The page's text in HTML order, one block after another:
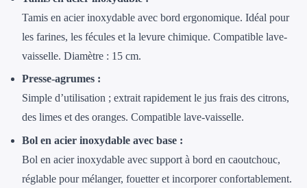
Tamis en acier inoxydable avec bord ergonomique. Idéal pour
les farines, les fécules et la levure chimique. Compatible lave-
vaisselle. Diamètre : 15 cm.
Presse-agrumes :
Simple d’utilisation ; extrait rapidement le jus frais des citrons,
des limes et des oranges. Compatible lave-vaisselle.
Bol en acier inoxydable avec base :
Bol en acier inoxydable avec support à bord en caoutchouc,
réglable pour mélanger, fouetter et incorporer confortablement.